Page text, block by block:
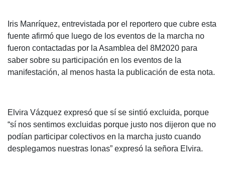
Iris Manríquez, entrevistada por el reportero que cubre esta
fuente afirmó que luego de los eventos de la marcha no
fueron contactadas por la Asamblea del 8M2020 para
saber sobre su participación en los eventos de la
manifestación, al menos hasta la publicación de esta nota.
Elvira Vázquez expresó que sí se sintió excluida, porque
“sí nos sentimos excluidas porque justo nos dijeron que no
podían participar colectivos en la marcha justo cuando
desplegamos nuestras lonas” expresó la señora Elvira.